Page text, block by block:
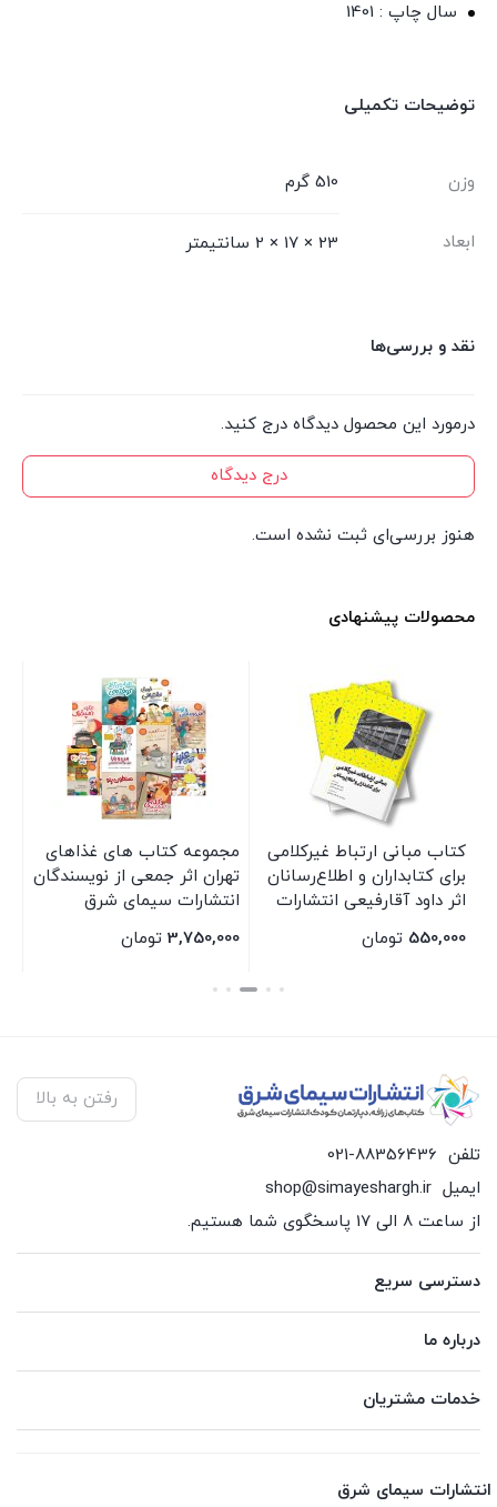
سال چاپ : 1401
توضیحات تکمیلی
وزن 510 گرم
ابعاد 23 × 17 × 2 سانتیمتر
نقد و بررسی‌ها
درمورد این محصول دیدگاه درج کنید.
درج دیدگاه
هنوز بررسی‌ای ثبت نشده است.
محصولات پیشنهادی
کتاب مبانی ارتباط غیرکلامی
برای کتابداران و اطلاع‌رسانان
اثر داود آقارفیعی انتشارات
سیمای شرق
550,000 تومان
مجموعه کتاب های غذاهای
تهران اثر جمعی از نویسندگان
انتشارات سیمای شرق
3,750,000 تومان
بستن
رفتن به بالا
تلفن 021-88356436
ایمیل shop@simayeshargh.ir
از ساعت 8 الی 17 پاسخگوی شما هستیم.
دسترسی سریع
درباره ما
خدمات مشتریان
انتشارات سیمای شرق